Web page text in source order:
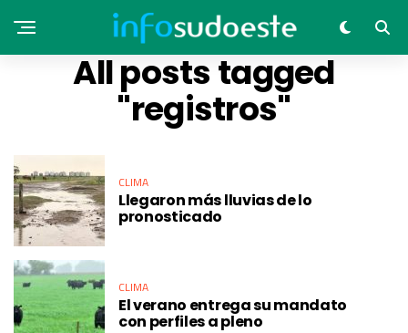
All posts tagged
"registros"
CLIMA
Llegaron más lluvias de lo
pronosticado
CLIMA
El verano entrega su mandato
con perfiles a pleno